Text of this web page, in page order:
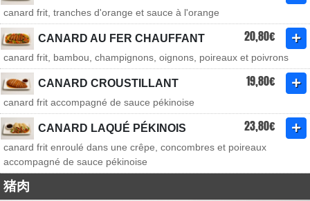
canard frit, tranches d'orange et sauce à l'orange
CANARD AU FER CHAUFFANT 20,80€
canard frit, bambou, champignons, oignons, poireaux et poivrons
CANARD CROUSTILLANT 19,80€
canard frit accompagné de sauce pékinoise
CANARD LAQUÉ PÉKINOIS 23,80€
canard frit enroulé dans une crêpe, concombres et poireaux
accompagné de sauce pékinoise
猪肉